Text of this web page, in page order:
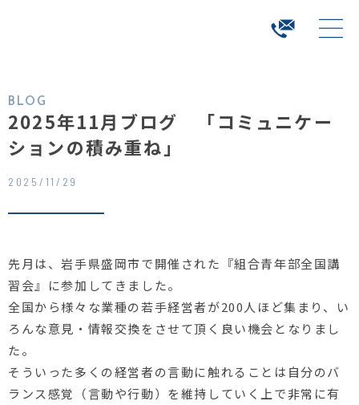
BLOG
2025年11月ブログ 「コミュニケー
ションの積み重ね」
2025/11/29
先月は、岩手県盛岡市で開催された『組合青年部全国講
習会』に参加してきました。
全国から様々な業種の若手経営者が200人ほど集まり、い
ろんな意見・情報交換をさせて頂く良い機会となりまし
た。
そういった多くの経営者の言動に触れることは自分のバ
ランス感覚（言動や行動）を維持していく上で非常に有